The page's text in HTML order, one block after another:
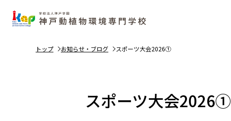
トップ お知らせ・ブログ スポーツ大会2026①
スポーツ大会2026①